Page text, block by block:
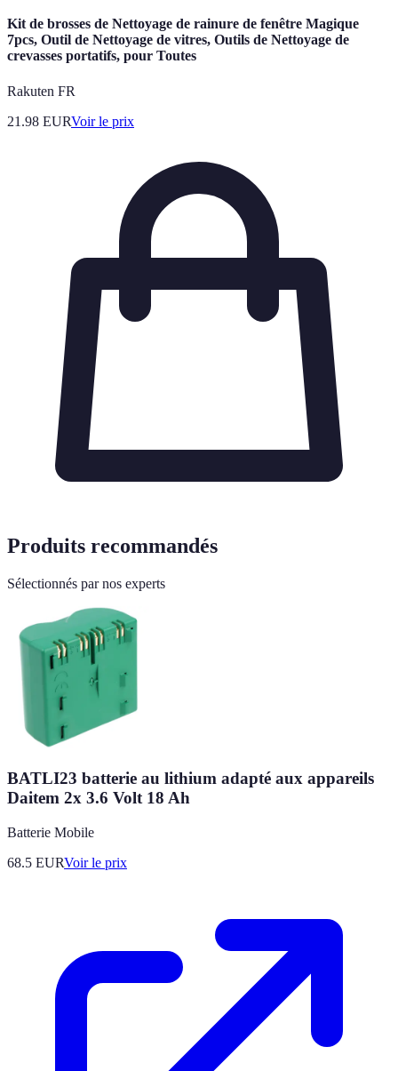
Kit de brosses de Nettoyage de rainure de fenêtre Magique
7pcs, Outil de Nettoyage de vitres, Outils de Nettoyage de
crevasses portatifs, pour Toutes
Rakuten FR
21.98 EURVoir le prix
Produits recommandés
Sélectionnés par nos experts
BATLI23 batterie au lithium adapté aux appareils
Daitem 2x 3.6 Volt 18 Ah
Batterie Mobile
68.5 EURVoir le prix